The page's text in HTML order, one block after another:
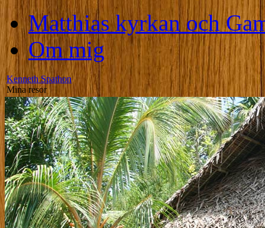
Matthias kyrkan och
Om mig
Kenneth Spathon
Mina resor